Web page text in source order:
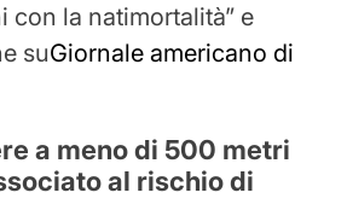
con la natimortalità” e
suGiornale americano di
a meno di 500 metri
al rischio di